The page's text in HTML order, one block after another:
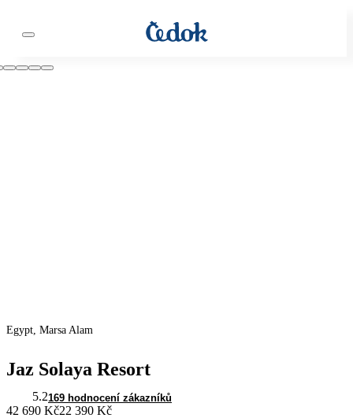
Egypt, Marsa Alam
Jaz Solaya Resort
5.2169 hodnocení zákazníků
42 690 Kč22 390 Kč